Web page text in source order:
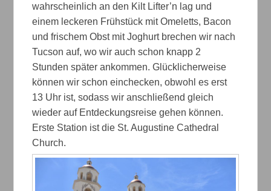
wahrscheinlich an den Kilt Lifter’n lag und
einem leckeren Frühstück mit Omeletts, Bacon
und frischem Obst mit Joghurt brechen wir nach
Tucson auf, wo wir auch schon knapp 2
Stunden später ankommen. Glücklicherweise
können wir schon einchecken, obwohl es erst
13 Uhr ist, sodass wir anschließend gleich
wieder auf Entdeckungsreise gehen können.
Erste Station ist die St. Augustine Cathedral
Church.